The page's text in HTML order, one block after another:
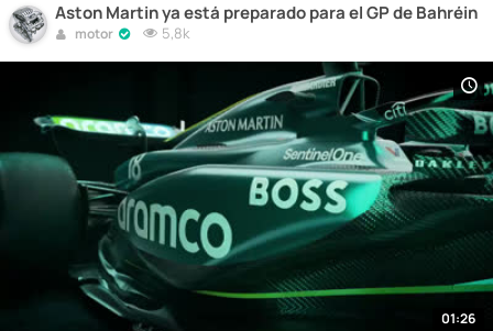
Aston Martin ya está preparado para el GP de Bahréin
motor 5,8k
01:26